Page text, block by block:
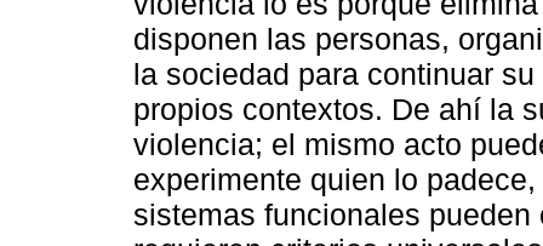
disponen las personas,
la sociedad para continuar
propios contextos. De ahí la
violencia; el mismo acto
experimente quien lo
sistemas funcionales